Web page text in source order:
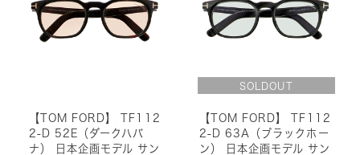
【TOM FORD】 TF112
2-D 52E（ダークハバ
ナ） 日本企画モデル サン
【TOM FORD】 TF112
2-D 63A（ブラックホー
ン） 日本企画モデル サン